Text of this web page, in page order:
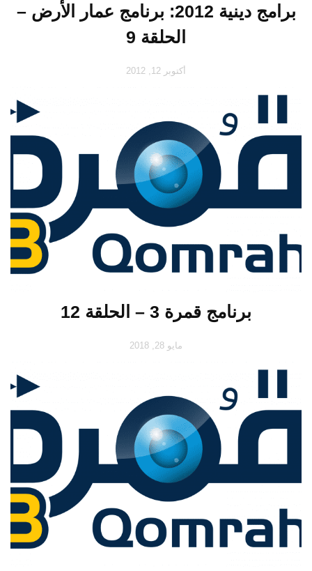
برامج دينية 2012: برنامج عمار الأرض –
الحلقة 9
أكتوبر 12, 2012
برنامج قمرة 3 – الحلقة 12
مايو 28, 2018